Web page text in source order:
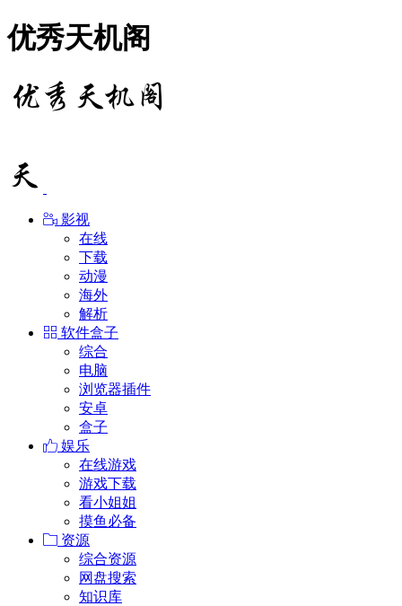
优秀天机阁
影视
在线
下载
动漫
海外
解析
软件盒子
综合
电脑
浏览器插件
安卓
盒子
娱乐
在线游戏
游戏下载
看小姐姐
摸鱼必备
资源
综合资源
网盘搜索
知识库